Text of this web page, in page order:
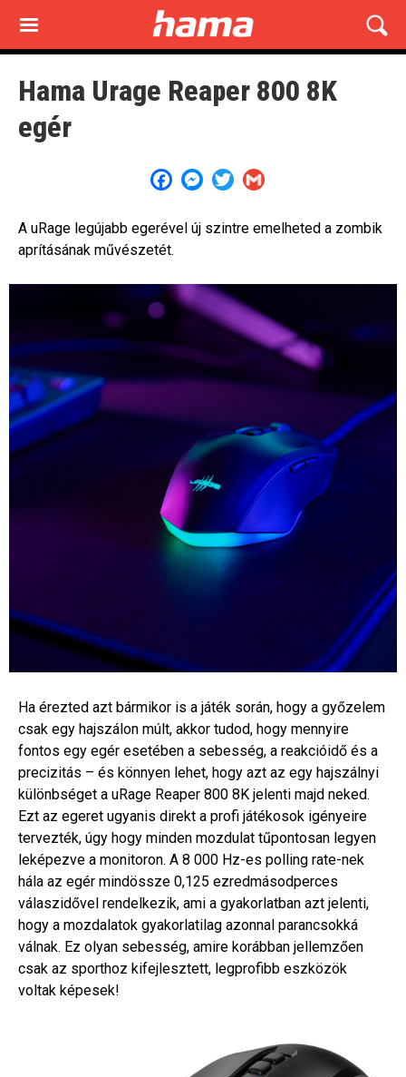
main
Hama Urage Reaper 800 8K
egér
FacebookMessenger
Twitter
A uRage legújabb egerével új szintre emelheted a zombik
aprításának művészetét.
Ha érezted azt bármikor is a játék során, hogy a győzelem
csak egy hajszálon múlt, akkor tudod, hogy mennyire
fontos egy egér esetében a sebesség, a reakcióidő és a
precizitás – és könnyen lehet, hogy azt az egy hajszálnyi
különbséget a uRage Reaper 800 8K jelenti majd neked.
Ezt az egeret ugyanis direkt a profi játékosok igényeire
tervezték, úgy hogy minden mozdulat tűpontosan legyen
leképezve a monitoron. A 8 000 Hz-es polling rate-nek
hála az egér mindössze 0,125 ezredmásodperces
válaszidővel rendelkezik, ami a gyakorlatban azt jelenti,
hogy a mozdalatok gyakorlatilag azonnal parancsokká
válnak. Ez olyan sebesség, amire korábban jellemzően
csak az sporthoz kifejlesztett, legprofibb eszközök
voltak képesek!